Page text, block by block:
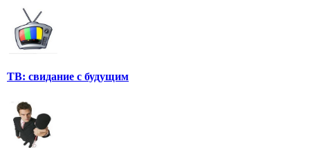
ТВ: свидание с будущим